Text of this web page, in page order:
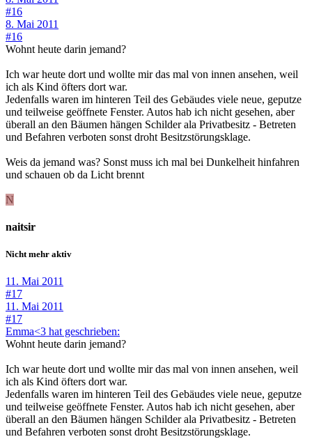
#16
8. Mai 2011
#16
Wohnt heute darin jemand?
Ich war heute dort und wollte mir das mal von innen ansehen, weil
ich als Kind öfters dort war.
Jedenfalls waren im hinteren Teil des Gebäudes viele neue, geputze
und teilweise geöffnete Fenster. Autos hab ich nicht gesehen, aber
überall an den Bäumen hängen Schilder ala Privatbesitz - Betreten
und Befahren verboten sonst droht Besitzstörungsklage.
Weis da jemand was? Sonst muss ich mal bei Dunkelheit hinfahren
und schauen ob da Licht brennt
N
naitsir
Nicht mehr aktiv
11. Mai 2011
#17
11. Mai 2011
#17
Emma<3 hat geschrieben:
Wohnt heute darin jemand?
Ich war heute dort und wollte mir das mal von innen ansehen, weil
ich als Kind öfters dort war.
Jedenfalls waren im hinteren Teil des Gebäudes viele neue, geputze
und teilweise geöffnete Fenster. Autos hab ich nicht gesehen, aber
überall an den Bäumen hängen Schilder ala Privatbesitz - Betreten
und Befahren verboten sonst droht Besitzstörungsklage.